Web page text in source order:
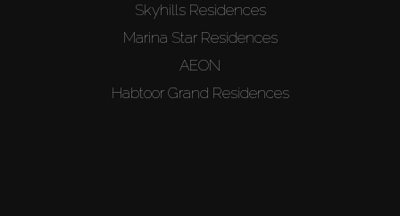
Skyhills Residences
Marina Star Residences
AEON
Habtoor Grand Residences